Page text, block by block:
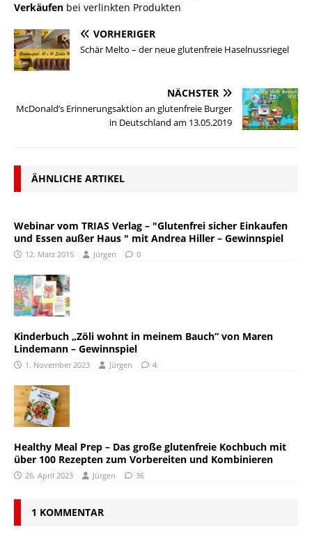
Verkäufen bei verlinkten Produkten
VORHERIGER
Schär Melto – der neue glutenfreie Haselnussriegel
NÄCHSTER
McDonald’s Erinnerungsaktion an glutenfreie Burger
in Deutschland am 13.05.2019
ÄHNLICHE ARTIKEL
Webinar vom TRIAS Verlag – "Glutenfrei sicher Einkaufen
und Essen außer Haus " mit Andrea Hiller – Gewinnspiel
12. März 2015 Jürgen 0
Kinderbuch „Zöli wohnt in meinem Bauch“ von Maren
Lindemann – Gewinnspiel
1. November 2023 Jürgen 4
Healthy Meal Prep – Das große glutenfreie Kochbuch mit
über 100 Rezepten zum Vorbereiten und Kombinieren
26. April 2023 Jürgen 36
1 KOMMENTAR